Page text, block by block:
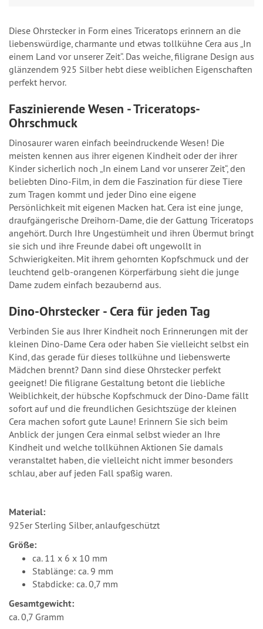
Diese Ohrstecker in Form eines Triceratops erinnern an die
liebenswürdige, charmante und etwas tollkühne Cera aus „In
einem Land vor unserer Zeit“. Das weiche, filigrane Design aus
glänzendem 925 Silber hebt diese weiblichen Eigenschaften
perfekt hervor.
Faszinierende Wesen - Triceratops-
Ohrschmuck
Dinosaurer waren einfach beeindruckende Wesen! Die
meisten kennen aus ihrer eigenen Kindheit oder der ihrer
Kinder sicherlich noch „In einem Land vor unserer Zeit“, den
beliebten Dino-Film, in dem die Faszination für diese Tiere
zum Tragen kommt und jeder Dino eine eigene
Persönlichkeit mit eigenen Macken hat. Cera ist eine junge,
draufgängerische Dreihorn-Dame, die der Gattung Triceratops
angehört. Durch Ihre Ungestümheit und ihren Übermut bringt
sie sich und ihre Freunde dabei oft ungewollt in
Schwierigkeiten. Mit ihrem gehornten Kopfschmuck und der
leuchtend gelb-orangenen Körperfärbung sieht die junge
Dame zudem einfach bezaubernd aus.
Dino-Ohrstecker - Cera für jeden Tag
Verbinden Sie aus Ihrer Kindheit noch Erinnerungen mit der
kleinen Dino-Dame Cera oder haben Sie vielleicht selbst ein
Kind, das gerade für dieses tollkühne und liebenswerte
Mädchen brennt? Dann sind diese Ohrstecker perfekt
geeignet! Die filigrane Gestaltung betont die liebliche
Weiblichkeit, der hübsche Kopfschmuck der Dino-Dame fällt
sofort auf und die freundlichen Gesichtszüge der kleinen
Cera machen sofort gute Laune! Erinnern Sie sich beim
Anblick der jungen Cera einmal selbst wieder an Ihre
Kindheit und welche tollkühnen Aktionen Sie damals
veranstaltet haben, die vielleicht nicht immer besonders
schlau, aber auf jeden Fall spaßig waren.
Material:
925er Sterling Silber, anlaufgeschützt
Größe:
ca. 11 x 6 x 10 mm
Stablänge: ca. 9 mm
Stabdicke: ca. 0,7 mm
Gesamtgewicht:
ca. 0,7 Gramm